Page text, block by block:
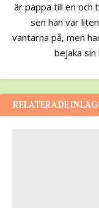
är pappa till en och
sen han var
vantarna på, men
bejaka sin
RELATERADE